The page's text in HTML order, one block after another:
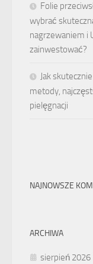
Folie
wybrać
nagrzewaniem i
zainwestować?
Jak
metody,
pielęgnacji
NAJNOWSZE
ARCHIWA
sierpień 2026